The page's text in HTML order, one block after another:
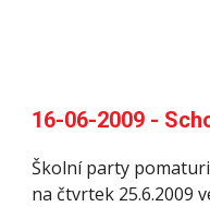
16-06-2009 -
Školní party
na čtvrtek 25.6.2009